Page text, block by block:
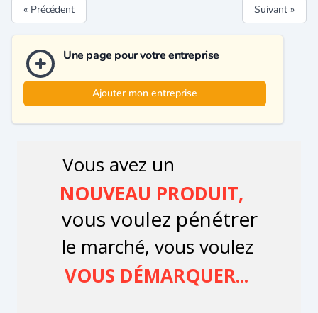
« Précédent Suivant »
Une page pour votre entreprise
Ajouter mon entreprise